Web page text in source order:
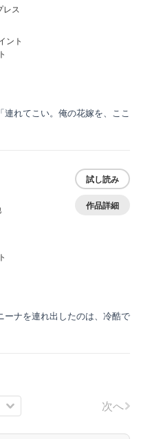
レス
ント
れてこい。俺の花嫁を、ここ
試し読み
作品詳細
ナを連れ出したのは、冷酷で
次へ